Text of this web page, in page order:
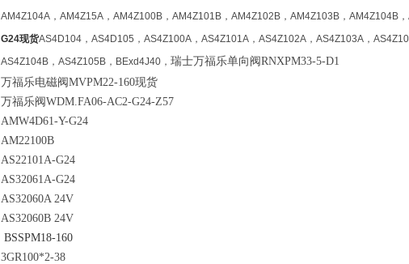
AM4Z104A，AM4Z15A，AM4Z100B，AM4Z101B，AM4Z102B，AM4Z103B，AM4Z104B
G24现货AS4D104，AS4D105，AS4Z100A，AS4Z101A，AS4Z102A，AS4Z103A，
AS4Z104B，AS4Z105B，BExd4J40， 瑞士万福乐单向阀RNXPM33-5-D1
万福乐电磁阀MVPM22-160现货
万福乐阀WDM.FA06-AC2-G24-Z57
AMW4D61-Y-G24
AM22100B
AS22101A-G24
AS32061A-G24
AS32060A 24V
AS32060B 24V
BSSPM18-160
3GR100*2-38